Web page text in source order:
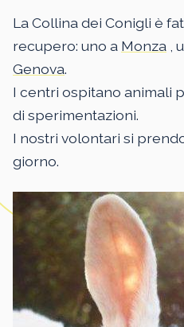
La Collina dei Conigli è
recupero: uno a Monza ,
Genova.
I centri ospitano animali
di sperimentazioni.
I nostri volontari si
giorno.